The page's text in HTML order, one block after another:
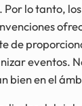
Por lo tanto,
de
eventos.
bien en el